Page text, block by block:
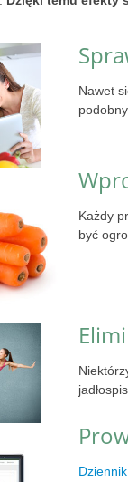
Nawet
Każdy
być